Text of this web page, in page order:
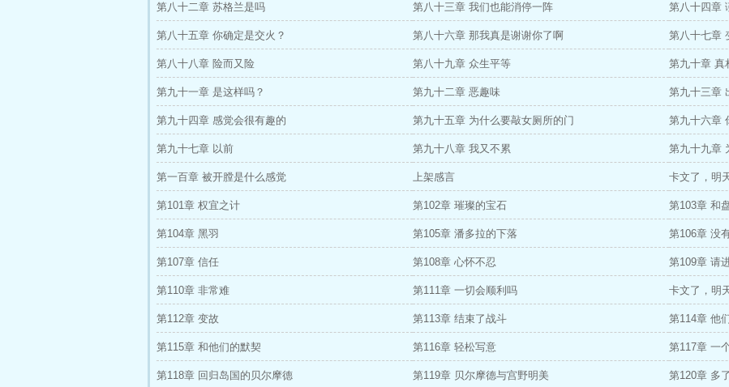
第八十二章 苏格兰是吗 第八十三章 我们也能消停一阵 第八十四章
第八十五章 你确定是交火？ 第八十六章 那我真是谢谢你了啊 第八十七章
第八十八章 险而又险 第八十九章 众生平等 第九十章 真
第九十一章 是这样吗？ 第九十二章 恶趣味 第九十三章
第九十四章 感觉会很有趣的 第九十五章 为什么要敲女厕所的门 第九十六章
第九十七章 以前 第九十八章 我又不累 第九十九章
第一百章 被开膛是什么感觉 上架感言 卡文了，明
第101章 权宜之计 第102章 璀璨的宝石 第103章 和
第104章 黑羽 第105章 潘多拉的下落 第106章 没
第107章 信任 第108章 心怀不忍 第109章 请
第110章 非常难 第111章 一切会顺利吗 卡文了，明
第112章 变故 第113章 结束了战斗 第114章 他
第115章 和他们的默契 第116章 轻松写意 第117章 一
第118章 回归岛国的贝尔摩德 第119章 贝尔摩德与宫野明美 第120章 多